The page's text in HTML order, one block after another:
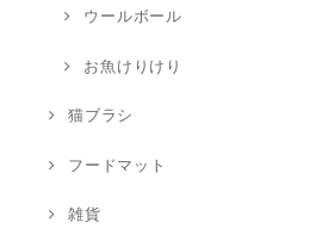
ウールボール
お魚けりけり
猫ブラシ
フードマット
雑貨